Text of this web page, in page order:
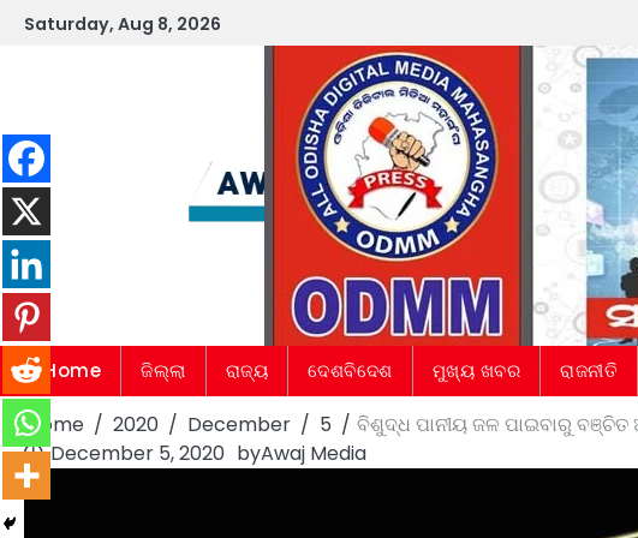
SkipSaturday, Aug 8, 2026
Home ଜିଲ୍ଲା ରାଜ୍ୟ ଦେଶବିଦେଶ ମୁଖ୍ୟ ଖବର ରାଜନୀତି
Home 2020 December 5
ବିଶୁଦ୍ଧ ପାନୀୟ ଜଳ ପାଇବାରୁ ବଞ୍ଚିତ
December 5, 2020 byAwaj Media